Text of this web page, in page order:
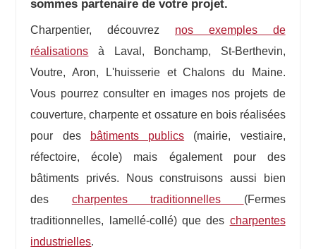
sommes partenaire de votre projet.
Charpentier, découvrez nos exemples de
réalisations à Laval, Bonchamp, St-Berthevin,
Voutre, Aron, L'huisserie et Chalons du Maine.
Vous pourrez consulter en images nos projets de
couverture, charpente et ossature en bois réalisées
pour des
bâtiments publics (mairie, vestiaire,
réfectoire, école) mais également pour des
bâtiments privés. Nous construisons aussi bien
des charpentes traditionnelles (Fermes
traditionnelles, lamellé-collé) que des charpentes
industrielles.